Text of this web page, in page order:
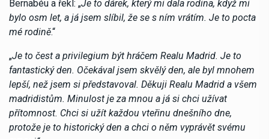
Bernabéu a řekl: „Je to dárek, který mi dala rodina, když mi
bylo osm let, a já jsem slíbil, že se s ním vrátím. Je to pocta
mé rodině.“
„Je to čest a privilegium být hráčem Realu Madrid. Je to
fantastický den. Očekával jsem skvělý den, ale byl mnohem
lepší, než jsem si představoval. Děkuji Realu Madrid a všem
madridistům. Minulost je za mnou a já si chci užívat
přítomnost. Chci si užít každou vteřinu dnešního dne,
protože je to historický den a chci o něm vyprávět svému